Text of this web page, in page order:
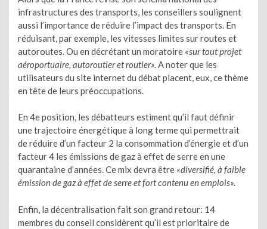
infrastructures des transports, les conseillers soulignent
aussi l’importance de réduire l’impact des transports. En
réduisant, par exemple, les vitesses limites sur routes et
autoroutes. Ou en décrétant un moratoire «sur tout projet
aéroportuaire, autoroutier et routier». A noter que les
utilisateurs du site internet du débat placent, eux, ce thème
en tête de leurs préoccupations.
En 4e position, les débatteurs estiment qu’il faut définir
une trajectoire énergétique à long terme qui permettrait
de réduire d’un facteur 2 la consommation d’énergie et d’un
facteur 4 les émissions de gaz à effet de serre en une
quarantaine d’années. Ce mix devra être «diversifié, à faible
émission de gaz à effet de serre et fort contenu en emplois».
Enfin, la décentralisation fait son grand retour: 14
membres du conseil considèrent qu’il est prioritaire de